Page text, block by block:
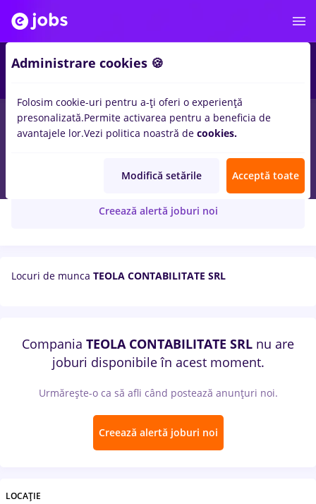
TEOLA CONTABILITATE SRL
Creează alertă joburi noi
Locuri de munca TEOLA CONTABILITATE SRL
Compania TEOLA CONTABILITATE SRL nu are
joburi disponibile în acest moment.
Urmărește-o ca să afli când postează anunțuri noi.
Creează alertă joburi noi
LOCAȚIE
Administrare cookies 🍪
Folosim cookie-uri pentru a-ți oferi o experiență
presonalizată.Permite activarea pentru a beneficia de
avantajele lor.Vezi politica noastră de cookies.
Modifică setările Acceptă toate